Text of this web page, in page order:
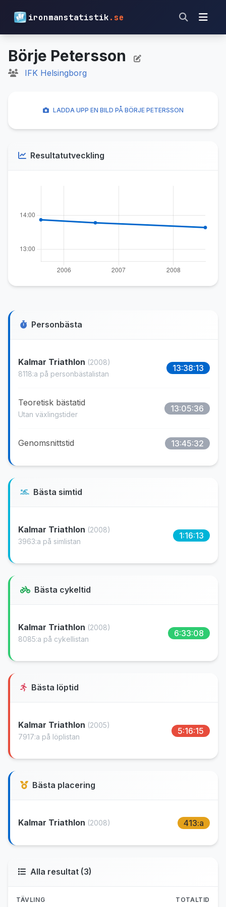
ironmanstatistik.se
Börje Petersson
IFK Helsingborg
Personbästa
Kalmar Triathlon (2008)
8118:a på personbästalistan
13:38:13
Teoretisk bästatid
Utan växlingstider
13:05:36
Genomsnittstid 13:45:32
Bästa simtid
Kalmar Triathlon (2008)
3963:a på simlistan
1:16:13
Bästa cykeltid
Kalmar Triathlon (2008)
8085:a på cykellistan
6:33:08
Bästa löptid
Kalmar Triathlon (2005)
7917:a på löplistan
5:16:15
Bästa placering
Kalmar Triathlon (2008) 413:a
LADDA UPP EN BILD PÅ BÖRJE PETERSSON
Resultatutveckling
Alla resultat (3)
TÄVLING TOTALTID